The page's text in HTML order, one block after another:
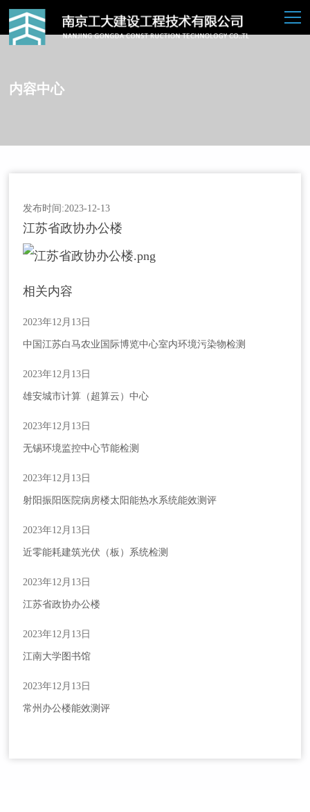
请输入关键词搜索
内容中心
发布时间:2023-12-13
江苏省政协办公楼
相关内容
2023年12月13日
中国江苏白马农业国际博览中心室内环境污染物检测
2023年12月13日
雄安城市计算（超算云）中心
2023年12月13日
无锡环境监控中心节能检测
2023年12月13日
射阳振阳医院病房楼太阳能热水系统能效测评
2023年12月13日
近零能耗建筑光伏（板）系统检测
2023年12月13日
江苏省政协办公楼
2023年12月13日
江南大学图书馆
2023年12月13日
常州办公楼能效测评